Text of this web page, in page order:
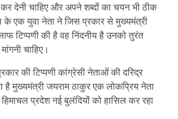
कर देनी चाहिए और अपने शब्दों का चयन भी ठीक
के एक युवा नेता ने जिस प्रकार से मुख्यमंत्री
टिप्पणी की है वह निंदनीय है उनको तुरंत
चाहिए।
की टिप्पणी कांग्रेसी नेताओं की दरिद्र
है मुख्यमंत्री जयराम ठाकुर एक लोकप्रिय नेता
प्रदेश नई बुलंदियों को हासिल कर रहा